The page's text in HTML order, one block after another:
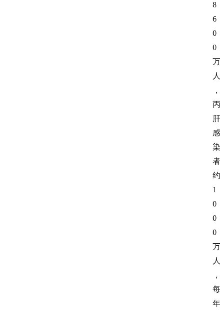
8
6
0
0
万
人
，
丙
肝
感
染
者
约
1
0
0
0
万
人
，
每
年